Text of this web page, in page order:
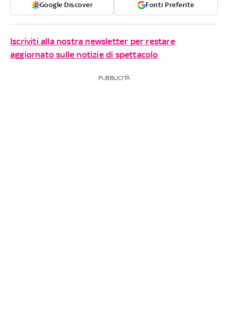
Google Discover Fonti Preferite
Iscriviti alla nostra newsletter per restare
aggiornato sulle notizie di spettacolo
PUBBLICITÀ